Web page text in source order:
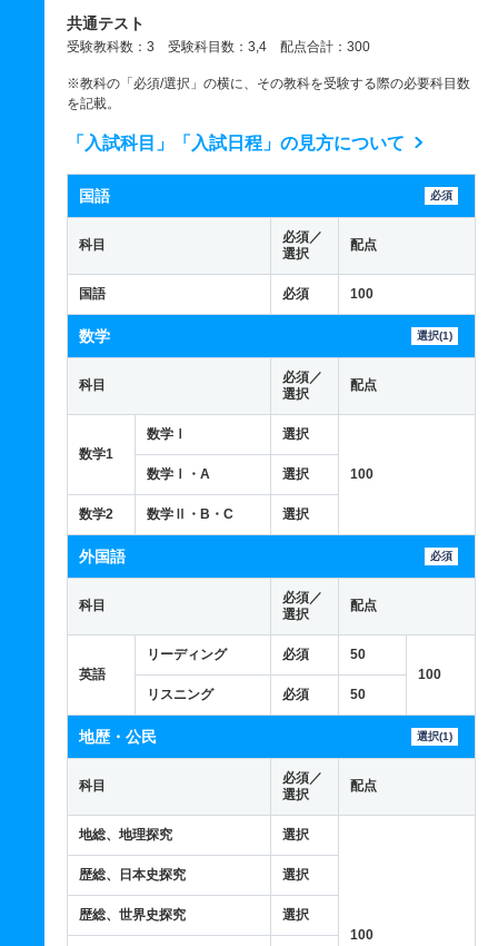
共通テスト
受験教科数：3 受験科目数：3,4 配点合計：300
※教科の「必須/選択」の横に、その教科を受験する際の必要科目数
を記載。
「入試科目」「入試日程」の見方について
国語 必須
科目
必須／
選択
配点
国語 必須 100
数学 選択(1)
科目
必須／
選択
配点
数学1
数学Ⅰ 選択
100
数学Ⅰ・A 選択
数学2 数学Ⅱ・B・C 選択
外国語 必須
科目
必須／
選択
配点
英語
リーディング 必須
50
100
リスニング
必須 50
地歴・公民 選択(1)
科目
必須／
選択
配点
地総、地理探究 選択
100
歴総、日本史探究 選択
歴総、世界史探究 選択